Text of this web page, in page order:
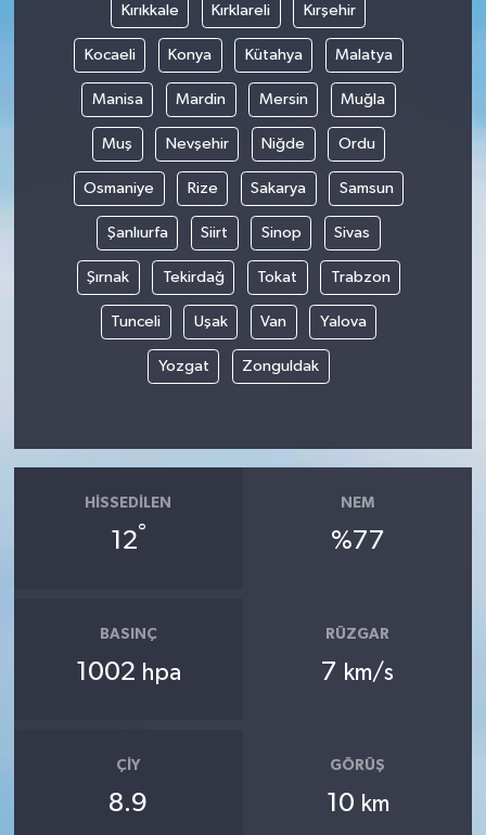
Kırıkkale Kırklareli Kırşehir
Kocaeli Konya Kütahya Malatya
Manisa Mardin Mersin Muğla
Muş Nevşehir Niğde Ordu
Osmaniye Rize Sakarya Samsun
Şanlıurfa Siirt Sinop Sivas
Şırnak Tekirdağ Tokat Trabzon
Tunceli Uşak Van Yalova
Yozgat Zonguldak
HISSEDILEN
12°
NEM
%77
BASINÇ
1002 hpa
RÜZGAR
7 km/s
ÇIY
8.9
GÖRÜŞ
10 km